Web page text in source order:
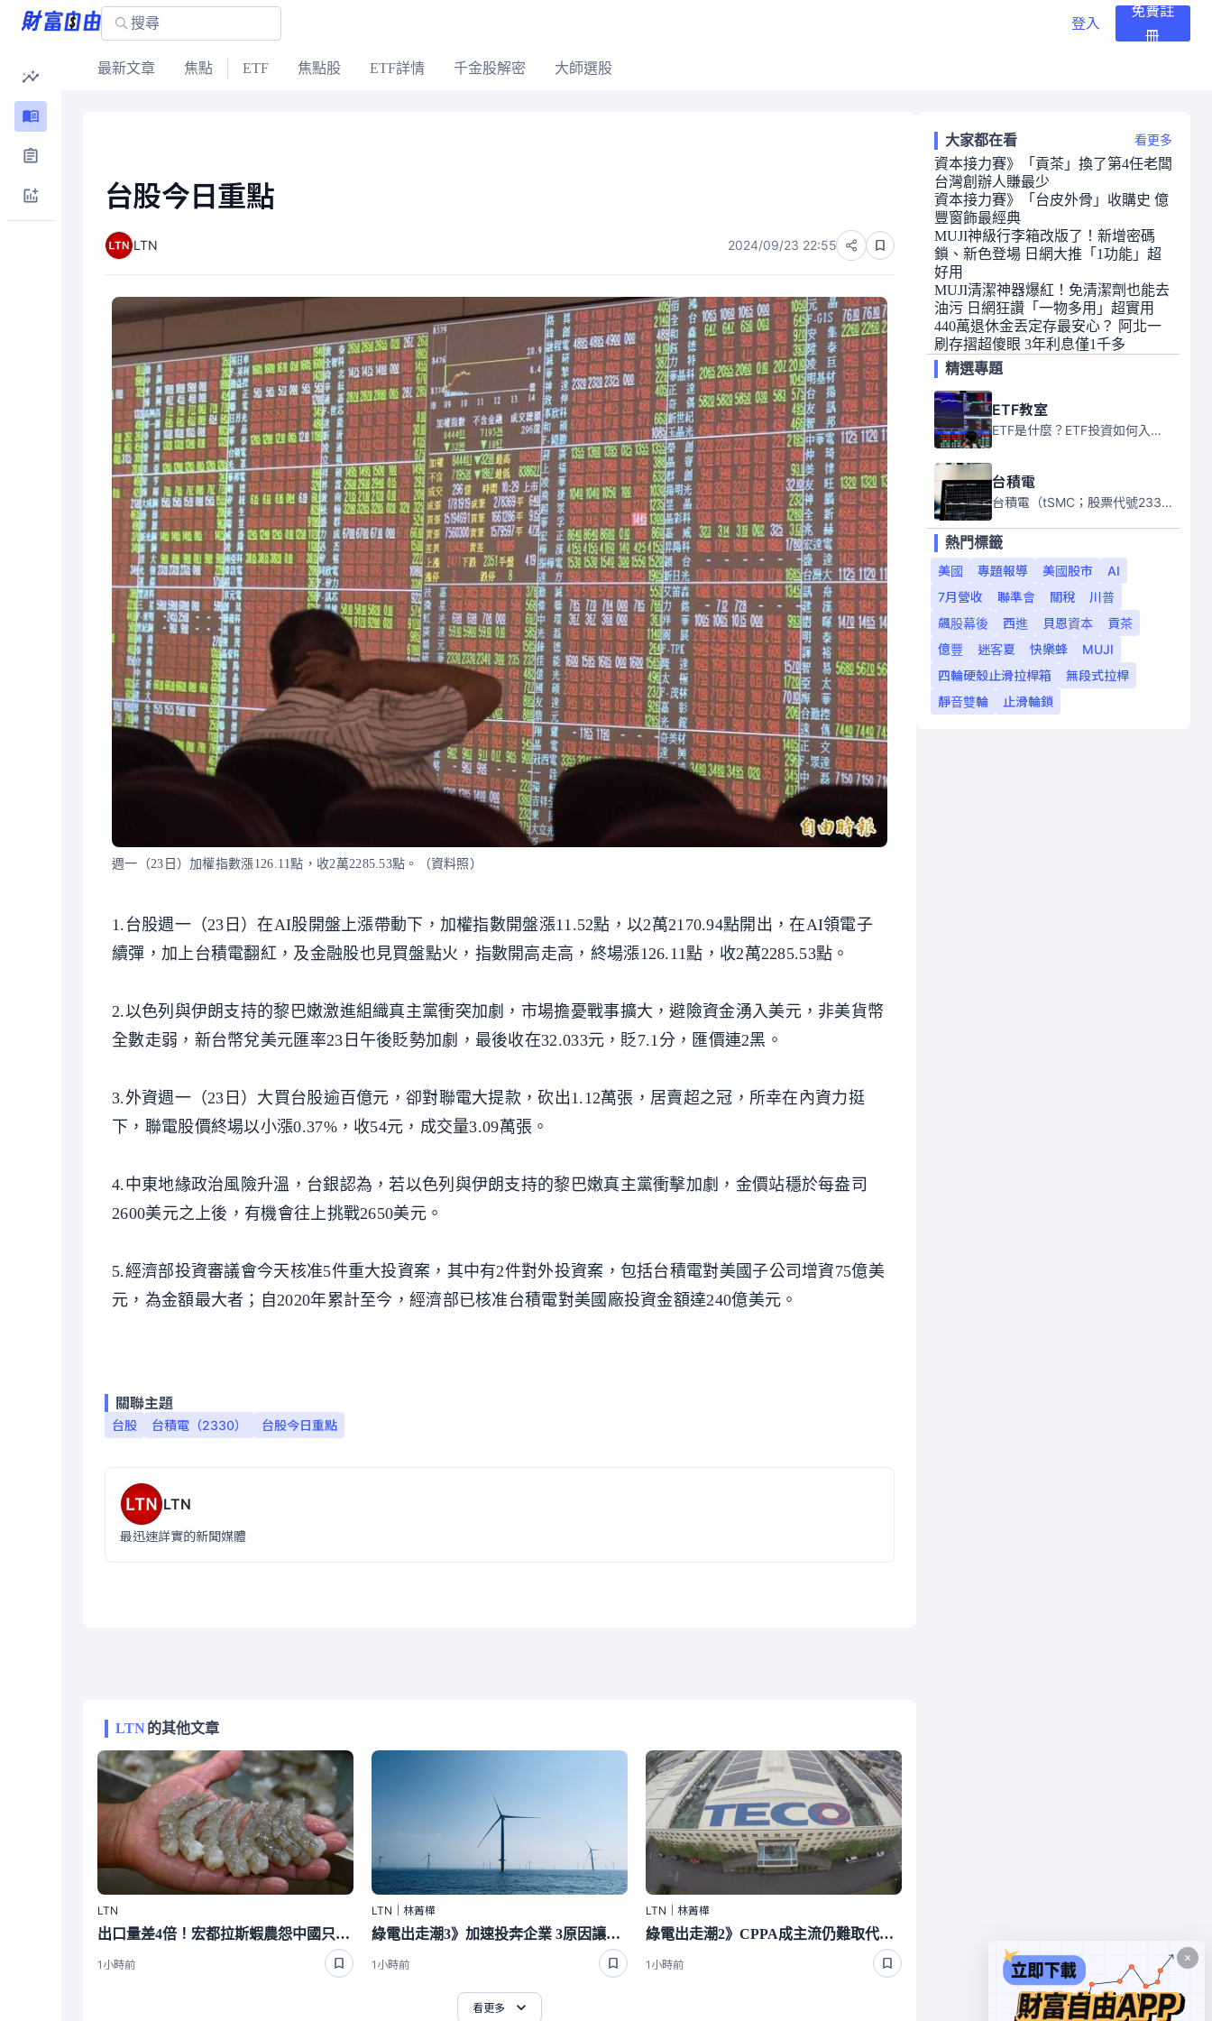
登入
免費註
冊
最新文章 焦點 ETF 焦點股 ETF詳情 千金股解密 大師選股
台股今日重點
LTN 2024/09/23 22:55
週一（23日）加權指數漲126.11點，收2萬2285.53點。（資料照）
1.台股週一（23日）在AI股開盤上漲帶動下，加權指數開盤漲11.52點，以2萬2170.94點開出，在AI領電子
續彈，加上台積電翻紅，及金融股也見買盤點火，指數開高走高，終場漲126.11點，收2萬2285.53點。
2.以色列與伊朗支持的黎巴嫩激進組織真主黨衝突加劇，市場擔憂戰事擴大，避險資金湧入美元，非美貨幣
全數走弱，新台幣兌美元匯率23日午後貶勢加劇，最後收在32.033元，貶7.1分，匯價連2黑。
3.外資週一（23日）大買台股逾百億元，卻對聯電大提款，砍出1.12萬張，居賣超之冠，所幸在內資力挺
下，聯電股價終場以小漲0.37%，收54元，成交量3.09萬張。
4.中東地緣政治風險升溫，台銀認為，若以色列與伊朗支持的黎巴嫩真主黨衝擊加劇，金價站穩於每盎司
2600美元之上後，有機會往上挑戰2650美元。
5.經濟部投資審議會今天核准5件重大投資案，其中有2件對外投資案，包括台積電對美國子公司增資75億美
元，為金額最大者；自2020年累計至今，經濟部已核准台積電對美國廠投資金額達240億美元。
關聯主題
台股 台積電（2330） 台股今日重點
LTN
最迅速詳實的新聞媒體
LTN的其他文章
LTN
出口量差4倍！宏都拉斯蝦農怨中國只會殺價：寧付20％關稅賣給台灣
1小時前
LTN｜林菁樺
綠電出走潮3》加速投奔企業 3原因讓台電「分手費」逐年縮水
1小時前
LTN｜林菁樺
綠電出走潮2》CPPA成主流仍難取代FIT 能源署：光電躉售暫不退場
1小時前
看更多
大家都在看 看更多
資本接力賽》「貢茶」換了第4任老闆
台灣創辦人賺最少
資本接力賽》「台皮外骨」收購史 億
豐窗飾最經典
MUJI神級行李箱改版了！新增密碼
鎖、新色登場 日網大推「1功能」超
好用
MUJI清潔神器爆紅！免清潔劑也能去
油污 日網狂讚「一物多用」超實用
440萬退休金丟定存最安心？ 阿北一
刷存摺超傻眼 3年利息僅1千多
精選專題
ETF教室
ETF是什麼？ETF投資如何入門？本系列專題文章將會告訴你新手必須知道的ETF基礎知識。
台積電
台積電（tSMC；股票代號2330）是全球領先的半導體代工公司，成立於1987年，總部位於台灣新竹。且已於美國、日本、德國及中國設廠，台積電是全球首家專業積體電路製造服務公司，也是全球最先進和最大規模的半導體代工廠。
熱門標籤
美國
專題報導 美國股市
AI
7月營收
聯準會 關稅
川普
飆股幕後
西進 貝恩資本
貢茶
億豐
迷客夏 快樂蜂
MUJI
四輪硬殼止滑拉桿箱
無段式拉桿
靜音雙輪
止滑輪鎖